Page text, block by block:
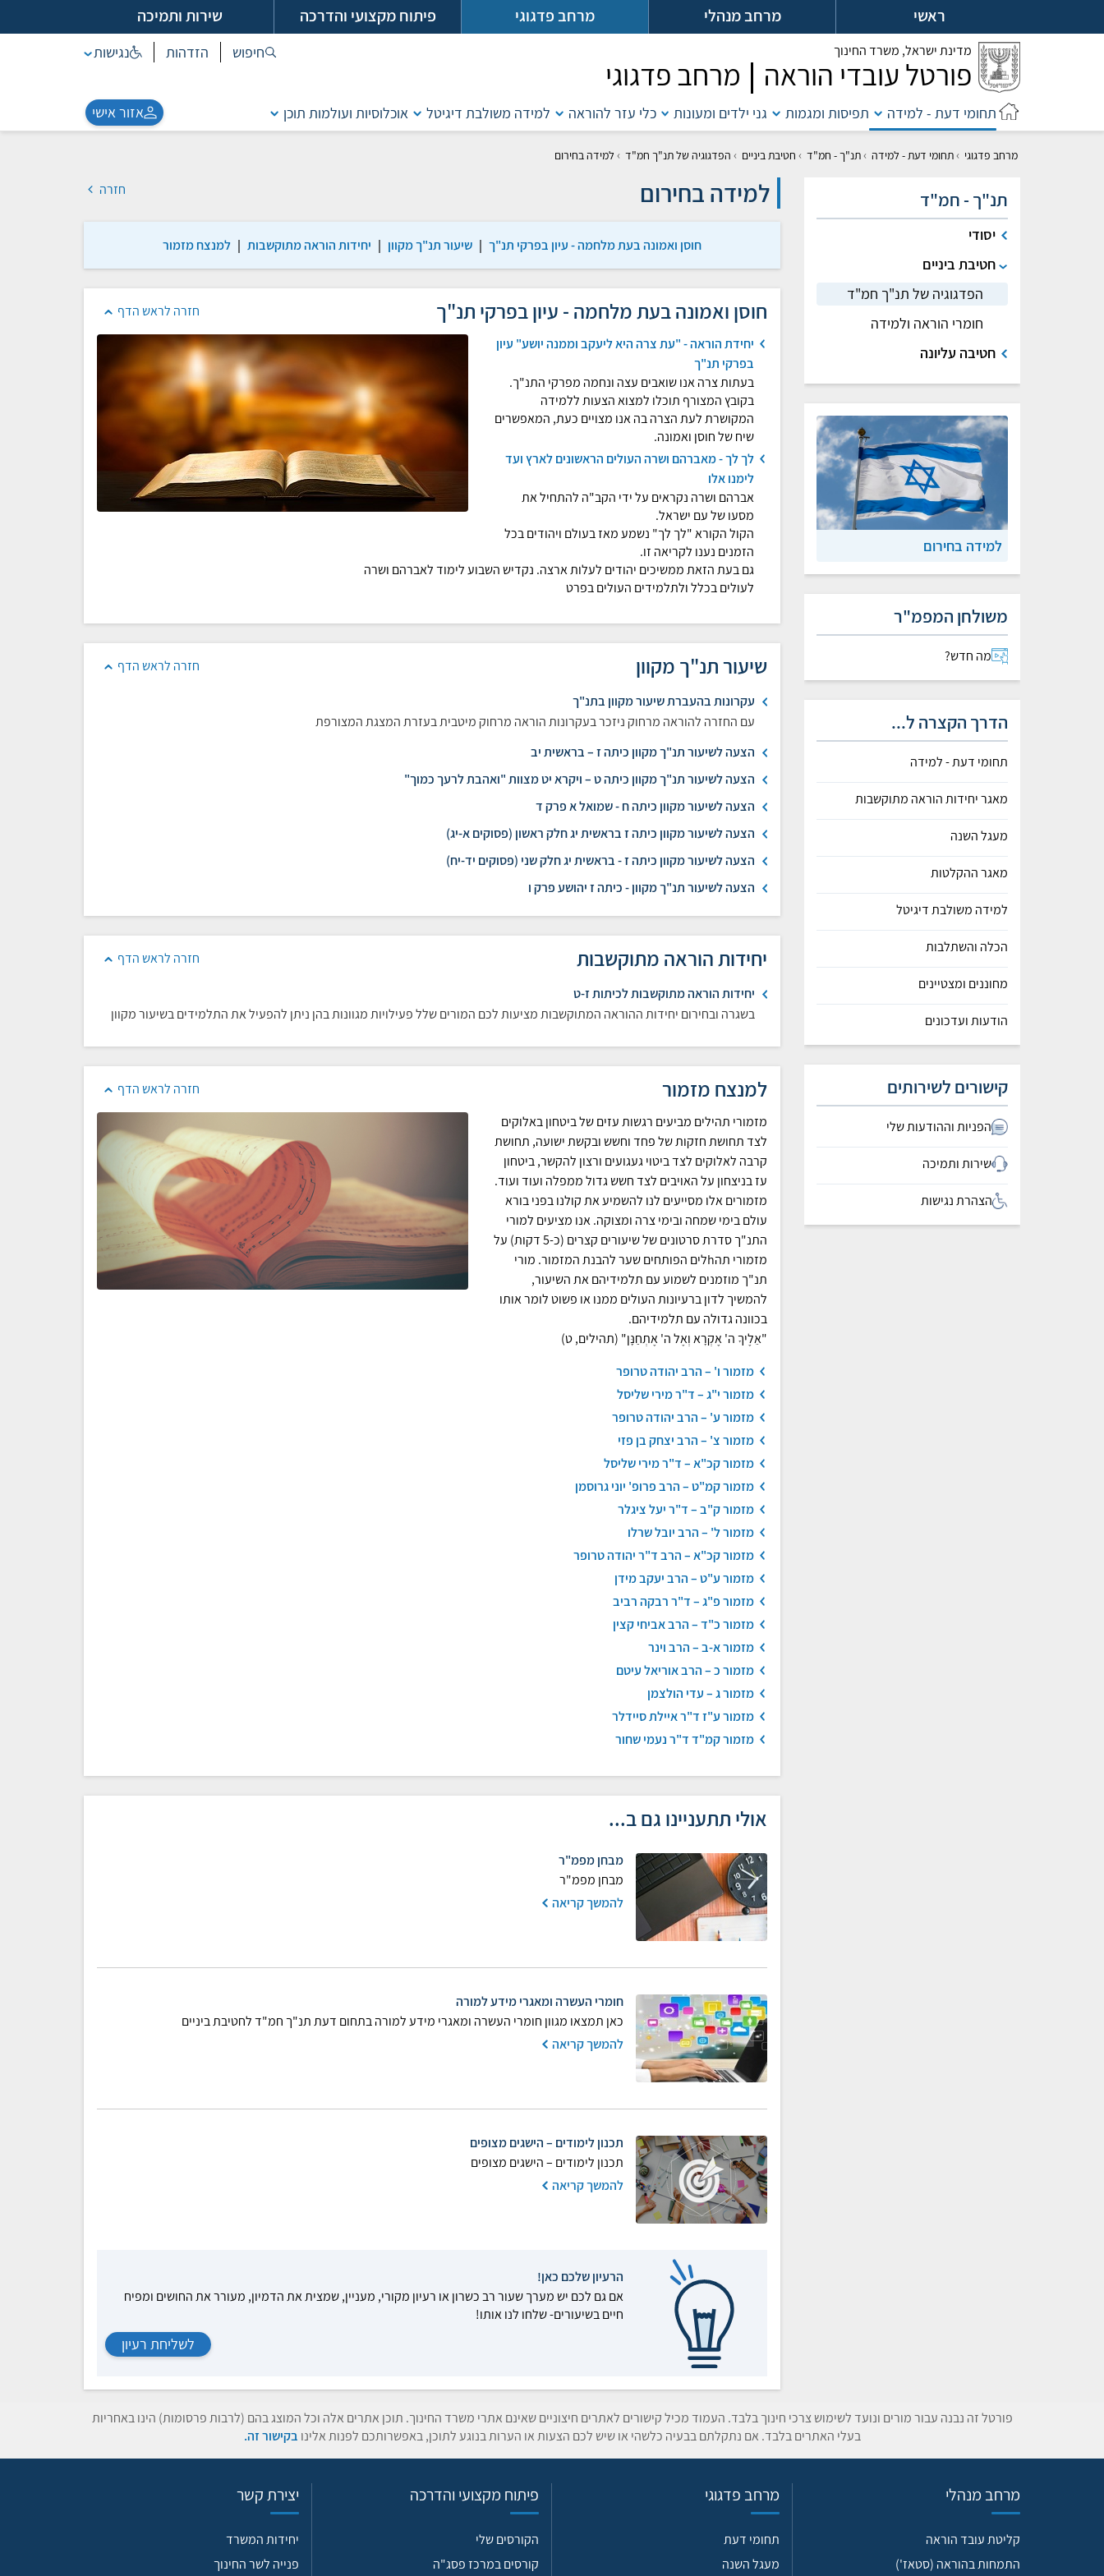
אל
ראשי מרחב מנהלי מרחב פדגוגי פיתוח מקצועי והדרכה שירות ותמיכה
מדינת ישראל, משרד החינוך
פורטל עובדי הוראה מרחב פדגוגי
חיפוש הזדהות נגישות
תחומי דעת - למידה תפיסות ומגמות גני ילדים ומעונות כלי עזר להוראה למידה משולבת דיגיטל אוכלוסיות ועולמות תוכן אזור אישי
מרחב פדגוגי ›תחומי דעת - למידה ›תנ"ך - חמ"ד › חטיבת ביניים › הפדגוגיה של תנ"ך חמ"ד › למידה בחירום
למידה בחירום חזרה
חוסן ואמונה בעת מלחמה - עיון בפרקי תנ"ך | שיעור תנ"ך מקוון | יחידות הוראה מתוקשבות | למנצח מזמור
חזרה לראש הדף חוסן ואמונה בעת מלחמה - עיון בפרקי תנ"ך
יחידת הוראה - "עת צרה היא ליעקב וממנה יושע" עיון
בפרקי תנ"ך
בעתות צרה אנו שואבים עצה ונחמה מפרקי התנ"ך.
בקובץ המצורף תוכלו למצוא הצעות ללמידה
המקושרת לעת הצרה בה אנו מצויים כעת, המאפשרים
שיח של חוסן ואמונה.
לך לך - מאברהם ושרה העולים הראשונים לארץ ועד
לימנו אלו
אברהם ושרה נקראים על ידי הקב"ה להתחיל את
מסעו של עם ישראל.
הקול הקורא "לך לך" נשמע מאז בעולם ויהודים בכל
הזמנים נענו לקריאה זו.
גם בעת הזאת ממשיכים יהודים לעלות ארצה. נקדיש השבוע לימוד לאברהם ושרה
לעולים בכלל ולתלמידים העולים בפרט
חזרה לראש הדף שיעור תנ"ך מקוון
עקרונות בהעברת שיעור מקוון בתנ"ך
עם החזרה להוראה מרחוק ניזכר בעקרונות הוראה מרחוק מיטבית בעזרת המצגת המצורפת
הצעה לשיעור תנ"ך מקוון כיתה ז – בראשית יב
הצעה לשיעור תנ"ך מקוון כיתה ט – ויקרא יט מצוות "ואהבת לרעך כמוך"
הצעה לשיעור מקוון כיתה ח - שמואל א פרק ד
הצעה לשיעור מקוון כיתה ז בראשית יג חלק ראשון (פסוקים א-יג)
הצעה לשיעור מקוון כיתה ז - בראשית יג חלק שני (פסוקים יד-יח)
הצעה לשיעור תנ"ך מקוון - כיתה ז יהושע פרק ו
חזרה לראש הדף יחידות הוראה מתוקשבות
יחידות הוראה מתוקשבות לכיתות ז-ט
בשגרה ובחירום יחידות ההוראה המתוקשבות מציעות לכם המורים שלל פעילויות מגוונות בהן ניתן להפעיל את התלמידים בשיעור מקוון
חזרה לראש הדף למנצח מזמור
מזמורי תהילים מביעים רגשות עזים של ביטחון באלוקים
לצד תחושת חזקות של פחד וחשש ובקשת ישועה, תחושת
קרבה לאלוקים לצד ביטוי געגועים ורצון להקשר, ביטחון
עז בניצחון על האויבים לצד חשש גדול ממפלה ועוד ועוד.
מזמורים אלו מסייעים לנו להשמיע את קולנו בפני בורא
עולם בימי שמחה ובימי צרה ומצוקה. אנו מציעים למורי
התנ"ך סדרת סרטונים של שיעורים קצרים (כ-5 דקות) על
מזמורי תהhלים הפותחים שער להבנת המזמור. מורי
תנ"ך מוזמנים לשמוע עם תלמידיהם את השיעור,
להמשיך לדון ברעיונות העולים ממנו או פשוט לומר אותו
בכוונה גדולה עם תלמידיהם.
"אֵלֶיךָ ה' אֶקְרָא וְאֶל ה' אֶתְחַנָּן" (תהילים, ט)
מזמור ו' – הרב יהודה טרופר
מזמור י"ג – ד"ר מירי שליסל
מזמור ע' – הרב יהודה טרופר
מזמור צ' – הרב יצחק בן פזי
מזמור קכ"א – ד"ר מירי שליסל
מזמור קמ"ט – הרב פרופ' יוני גרוסמן
מזמור ק"ב – ד"ר יעל ציגלר
מזמור ל' – הרב יובל שרלו
מזמור קכ"א – הרב ד"ר יהודה טרופר
מזמור ע"ט – הרב יעקב מידן
מזמור פ"ג – ד"ר רבקה רביב
מזמור כ"ד – הרב אביחי קצין
מזמור א-ב – הרב וינר
מזמור כ – הרב אוריאל עיטם
מזמור ג – עדי הולצמן
מזמור ע"ז ד"ר איילת סיידלר
מזמור קמ"ד ד"ר נעמי שחור
אולי תתעניינו גם ב...
מבחן מפמ"ר
מבחן מפמ"ר
להמשך קריאה
חומרי העשרה ומאגרי מידע למורה
כאן תמצאו מגוון חומרי העשרה ומאגרי מידע למורה בתחום דעת תנ"ך חמ"ד לחטיבת ביניים
להמשך קריאה
תכנון לימודים – הישגים מצופים
תכנון לימודים – הישגים מצופים
להמשך קריאה
הרעיון שלכם כאן!
אם גם לכם יש מערך שעור רב כשרון או רעיון מקורי, מעניין, שמצית את הדמיון, מעורר את החושים ומפיח
חיים בשיעורים- שלחו לנו אותו!
לשליחת רעיון
תנ"ך - חמ"ד
יסודי
חטיבת ביניים
הפדגוגיה של תנ"ך חמ"ד
חומרי הוראה ולמידה
חטיבה עליונה
למידה בחירום
משולחן המפמ"ר
מה חדש?
הדרך הקצרה ל...
תחומי דעת - למידה
מאגר יחידות הוראה מתוקשבות
מעגל השנה
מאגר ההקלטות
למידה משולבת דיגיטל
הכלה והשתלבות
מחוננים ומצטיינים
הודעות ועדכונים
קישורים לשירותים
הפניות וההודעות שלי
שירות ותמיכה
הצהרת נגישות
פורטל זה נבנה עבור מורים ונועד לשימוש צרכי חינוך בלבד. העמוד מכיל קישורים לאתרים חיצוניים שאינם אתרי משרד החינוך. תוכן אתרים אלה וכל המוצג בהם (לרבות פרסומות) הינו באחריות
בעלי האתרים בלבד. אם נתקלתם בבעיה כלשהי או שיש לכם הצעות או הערות בנוגע לתוכן, באפשרותכם לפנות אלינו בקישור זה.
מרחב מנהלי
קליטת עובד הוראה
התמחות בהוראה (סטאז')
מרחב פדגוגי
תחומי דעת
מעגל השנה
פיתוח מקצועי והדרכה
הקורסים שלי
קורסים במרכז פסג"ה
יצירת קשר
יחידות המשרד
פנייה לשר החינוך